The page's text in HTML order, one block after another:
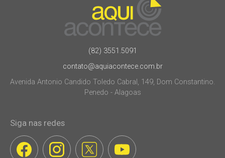
(82) 3551.5091
contato@aquiacontece.com.br
Avenida Antonio Candido Toledo Cabral, 149, Dom Constantino.
Penedo - Alagoas
Siga nas redes